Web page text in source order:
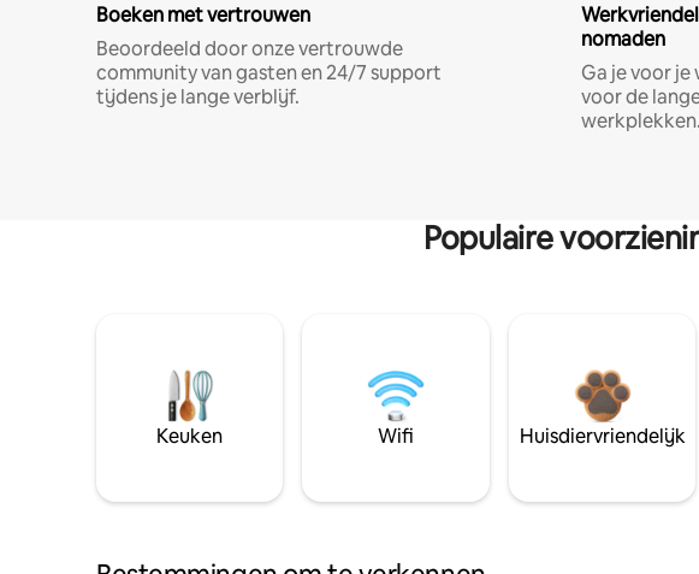
Boeken met vertrouwen
Beoordeeld door onze vertrouwde
community van gasten en 24/7 support
tijdens je lange verblijf.
nomaden
Ga je voor
voor de
werkplekken.
Populaire
Keuken Wifi Huisdiervriendelijk